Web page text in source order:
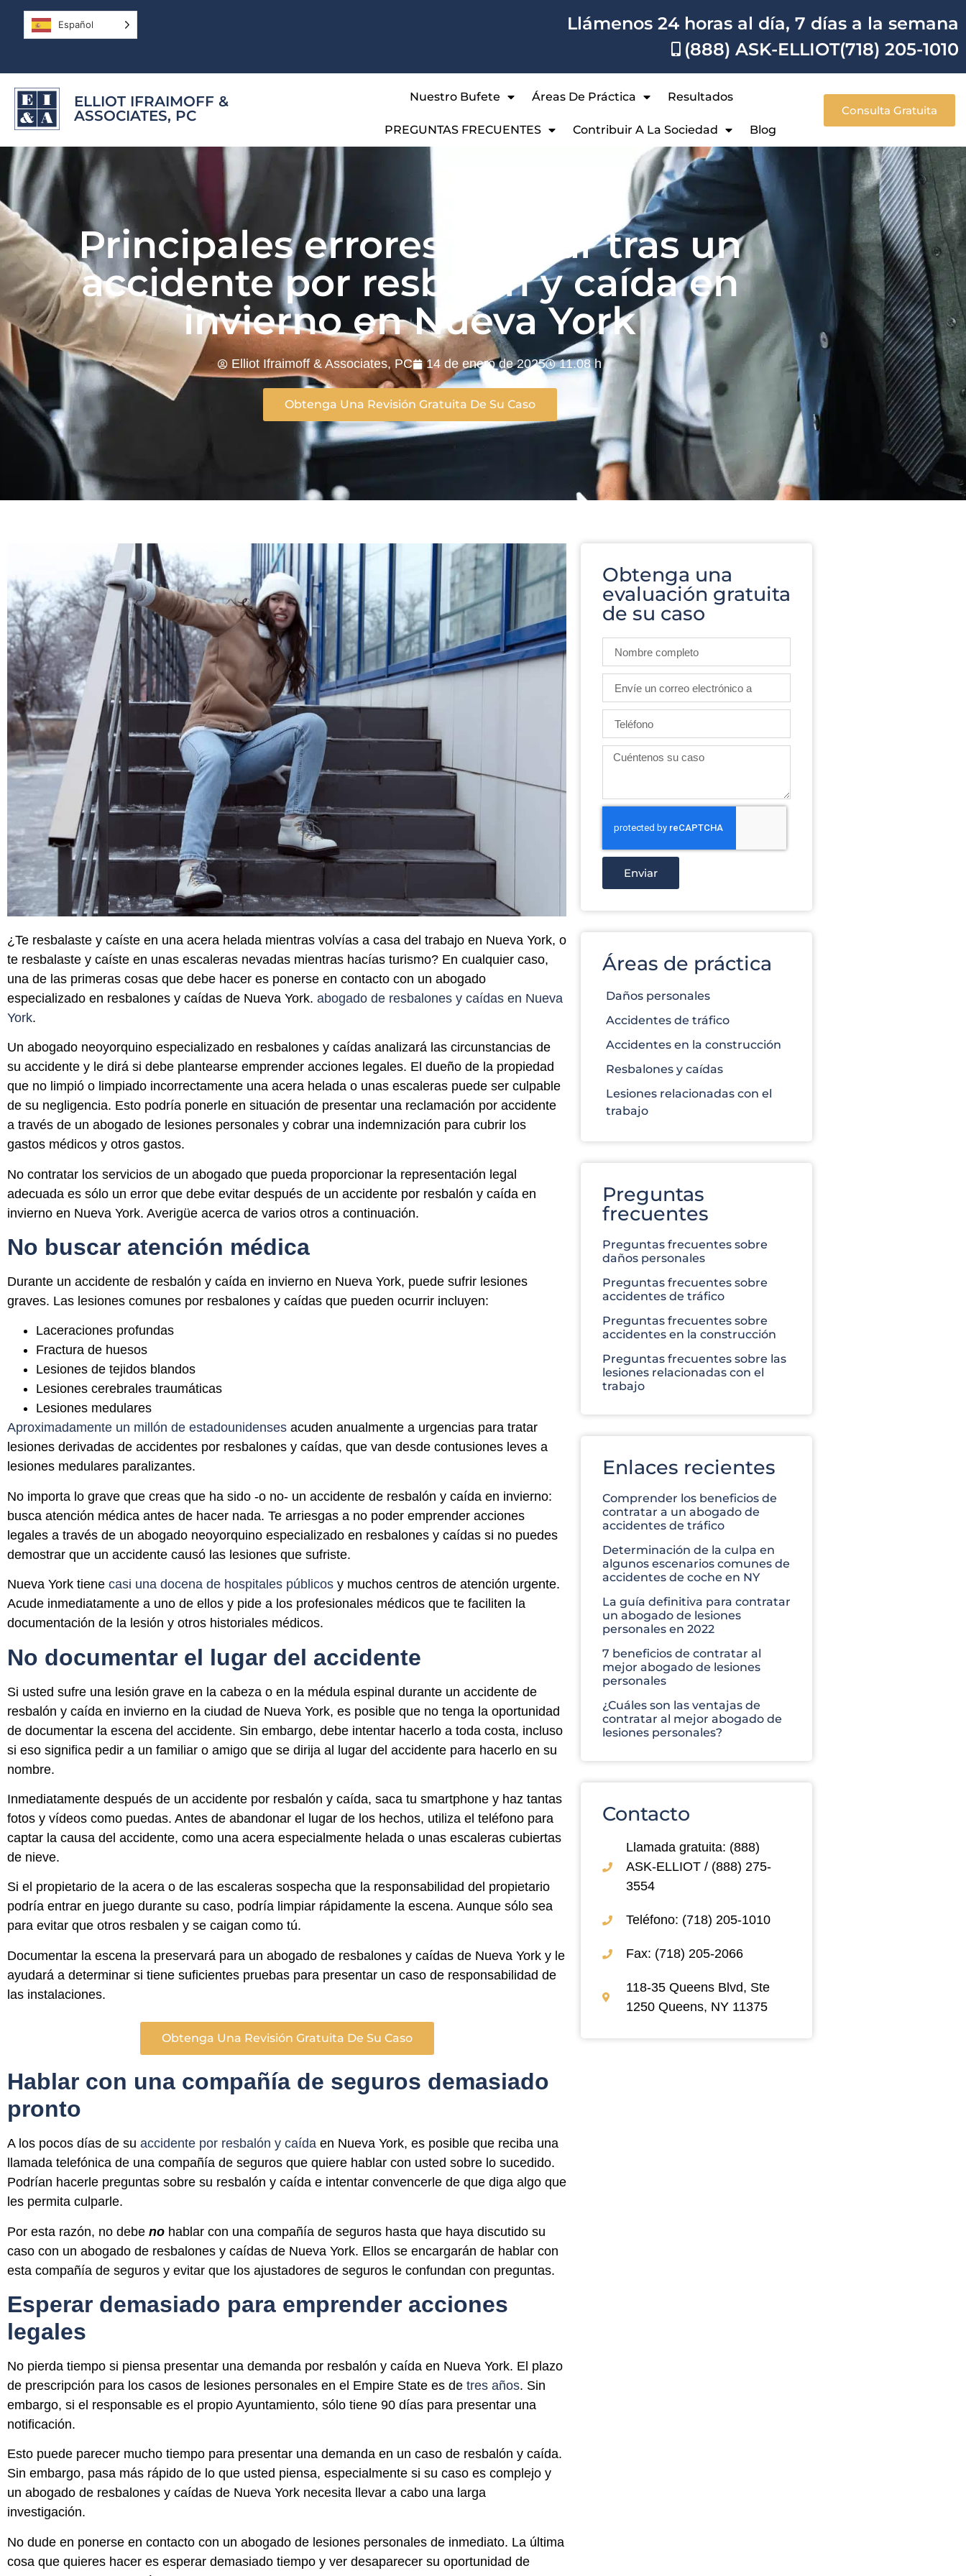
Español
Llámenos 24 horas al día, 7 días a la semana
(888) ASK-ELLIOT(718) 205-1010
ELLIOT IFRAIMOFF &
ASSOCIATES, PC
Nuestro Bufete Áreas De Práctica Resultados
PREGUNTAS FRECUENTES Contribuir A La Sociedad Blog
Consulta Gratuita
Principales errores a evitar tras un
accidente por resbalón y caída en
invierno en Nueva York
Elliot Ifraimoff & Associates, PC 14 de enero de 2025 11.08 h
Obtenga Una Revisión Gratuita De Su Caso
¿Te resbalaste y caíste en una acera helada mientras volvías a casa del trabajo en Nueva York, o
te resbalaste y caíste en unas escaleras nevadas mientras hacías turismo? En cualquier caso,
una de las primeras cosas que debe hacer es ponerse en contacto con un abogado
especializado en resbalones y caídas de Nueva York. abogado de resbalones y caídas en Nueva
York.
Un abogado neoyorquino especializado en resbalones y caídas analizará las circunstancias de
su accidente y le dirá si debe plantearse emprender acciones legales. El dueño de la propiedad
que no limpió o limpiado incorrectamente una acera helada o unas escaleras puede ser culpable
de su negligencia. Esto podría ponerle en situación de presentar una reclamación por accidente
a través de un abogado de lesiones personales y cobrar una indemnización para cubrir los
gastos médicos y otros gastos.
No contratar los servicios de un abogado que pueda proporcionar la representación legal
adecuada es sólo un error que debe evitar después de un accidente por resbalón y caída en
invierno en Nueva York. Averigüe acerca de varios otros a continuación.
No buscar atención médica
Durante un accidente de resbalón y caída en invierno en Nueva York, puede sufrir lesiones
graves. Las lesiones comunes por resbalones y caídas que pueden ocurrir incluyen:
Laceraciones profundas
Fractura de huesos
Lesiones de tejidos blandos
Lesiones cerebrales traumáticas
Lesiones medulares
Aproximadamente un millón de estadounidenses acuden anualmente a urgencias para tratar
lesiones derivadas de accidentes por resbalones y caídas, que van desde contusiones leves a
lesiones medulares paralizantes.
No importa lo grave que creas que ha sido -o no- un accidente de resbalón y caída en invierno:
busca atención médica antes de hacer nada. Te arriesgas a no poder emprender acciones
legales a través de un abogado neoyorquino especializado en resbalones y caídas si no puedes
demostrar que un accidente causó las lesiones que sufriste.
Nueva York tiene casi una docena de hospitales públicos y muchos centros de atención urgente.
Acude inmediatamente a uno de ellos y pide a los profesionales médicos que te faciliten la
documentación de la lesión y otros historiales médicos.
No documentar el lugar del accidente
Si usted sufre una lesión grave en la cabeza o en la médula espinal durante un accidente de
resbalón y caída en invierno en la ciudad de Nueva York, es posible que no tenga la oportunidad
de documentar la escena del accidente. Sin embargo, debe intentar hacerlo a toda costa, incluso
si eso significa pedir a un familiar o amigo que se dirija al lugar del accidente para hacerlo en su
nombre.
Inmediatamente después de un accidente por resbalón y caída, saca tu smartphone y haz tantas
fotos y vídeos como puedas. Antes de abandonar el lugar de los hechos, utiliza el teléfono para
captar la causa del accidente, como una acera especialmente helada o unas escaleras cubiertas
de nieve.
Si el propietario de la acera o de las escaleras sospecha que la responsabilidad del propietario
podría entrar en juego durante su caso, podría limpiar rápidamente la escena. Aunque sólo sea
para evitar que otros resbalen y se caigan como tú.
Documentar la escena la preservará para un abogado de resbalones y caídas de Nueva York y le
ayudará a determinar si tiene suficientes pruebas para presentar un caso de responsabilidad de
las instalaciones.
Obtenga Una Revisión Gratuita De Su Caso
Hablar con una compañía de seguros demasiado
pronto
A los pocos días de su accidente por resbalón y caída en Nueva York, es posible que reciba una
llamada telefónica de una compañía de seguros que quiere hablar con usted sobre lo sucedido.
Podrían hacerle preguntas sobre su resbalón y caída e intentar convencerle de que diga algo que
les permita culparle.
Por esta razón, no debe no hablar con una compañía de seguros hasta que haya discutido su
caso con un abogado de resbalones y caídas de Nueva York. Ellos se encargarán de hablar con
esta compañía de seguros y evitar que los ajustadores de seguros le confundan con preguntas.
Esperar demasiado para emprender acciones
legales
No pierda tiempo si piensa presentar una demanda por resbalón y caída en Nueva York. El plazo
de prescripción para los casos de lesiones personales en el Empire State es de tres años. Sin
embargo, si el responsable es el propio Ayuntamiento, sólo tiene 90 días para presentar una
notificación.
Esto puede parecer mucho tiempo para presentar una demanda en un caso de resbalón y caída.
Sin embargo, pasa más rápido de lo que usted piensa, especialmente si su caso es complejo y
un abogado de resbalones y caídas de Nueva York necesita llevar a cabo una larga
investigación.
No dude en ponerse en contacto con un abogado de lesiones personales de inmediato. La última
cosa que quieres hacer es esperar demasiado tiempo y ver desaparecer su oportunidad de
Obtenga una
evaluación gratuita
de su caso
Enviar
Áreas de práctica
Daños personales
Accidentes de tráfico
Accidentes en la construcción
Resbalones y caídas
Lesiones relacionadas con el
trabajo
Preguntas
frecuentes
Preguntas frecuentes sobre
daños personales
Preguntas frecuentes sobre
accidentes de tráfico
Preguntas frecuentes sobre
accidentes en la construcción
Preguntas frecuentes sobre las
lesiones relacionadas con el
trabajo
Enlaces recientes
Comprender los beneficios de
contratar a un abogado de
accidentes de tráfico
Determinación de la culpa en
algunos escenarios comunes de
accidentes de coche en NY
La guía definitiva para contratar
un abogado de lesiones
personales en 2022
7 beneficios de contratar al
mejor abogado de lesiones
personales
¿Cuáles son las ventajas de
contratar al mejor abogado de
lesiones personales?
Contacto
Llamada gratuita: (888)
ASK-ELLIOT / (888) 275-
3554
Teléfono: (718) 205-1010
Fax: (718) 205-2066
118-35 Queens Blvd, Ste
1250 Queens, NY 11375